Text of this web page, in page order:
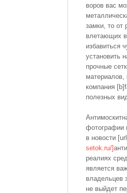
воров вас
замки, то от
влетающих
избавиться
установить
прочные
материалов,
компания
полезных
фотографии
в новости
setok.ru/]
реалиях
является
владельцев
не выйдет